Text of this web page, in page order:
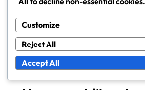
Customize
Reject All
Accept All